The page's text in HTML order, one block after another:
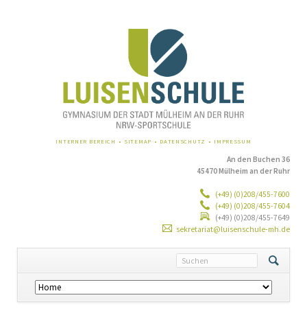
NAVIGATION
INTERNER BEREICH SITEMAP DATENSCHUTZ IMPRESSUM
An den Buchen 36
45470 Mülheim an der Ruhr
(+49) (0)208/455-7600
(+49) (0)208/455-7604
(+49) (0)208/455-7649
sekretariat@luisenschule-mh.de
Navigation
überspringen